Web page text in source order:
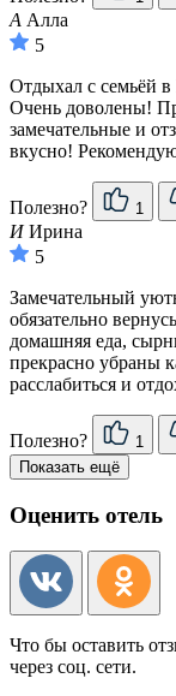
А Алла
5
Отдыхал с семьёй
Очень доволены!
замечательные и
вкусно!
Полезно? 1
ИИрина
5
Замечательный
обязательно
домашняя еда,
прекрасно убраны
расслабиться и
Полезно? 1
Показать ещё
Оценить отель
Что бы оставить
через соц. сети.